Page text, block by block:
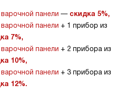
варочной панели — скидка 5%,
варочной панели + 1 прибор из
7%,
варочной панели + 2 прибора из
10%,
варочной панели + 3 прибора из
12%.